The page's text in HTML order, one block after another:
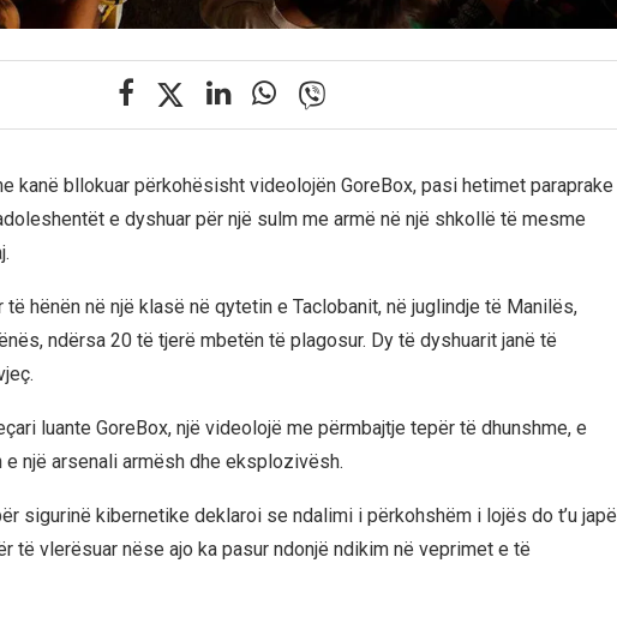
kanë bllokuar përkohësisht videolojën GoreBox, pasi hetimet paraprake
e dyshuar për një sulm me armë në një shkollë të mesme
të hënën në një klasë në qytetin e Taclobanit, në juglindje të Manilës,
ndërsa 20 të tjerë mbetën të plagosur. Dy të dyshuarit janë të
luante GoreBox, një videolojë me përmbajtje tepër të dhunshme, e
një arsenali armësh dhe eksplozivësh.
sigurinë kibernetike deklaroi se ndalimi i përkohshëm i lojës do t’u japë
të vlerësuar nëse ajo ka pasur ndonjë ndikim në veprimet e të